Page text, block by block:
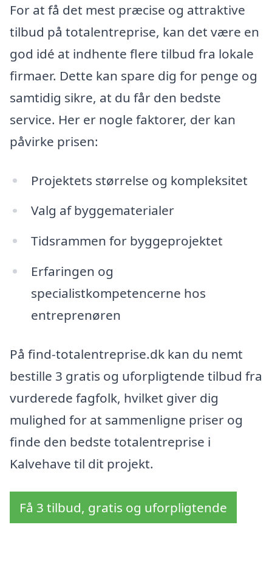
For at få det mest præcise og attraktive
tilbud på totalentreprise, kan det være en
god idé at indhente flere tilbud fra lokale
firmaer. Dette kan spare dig for penge og
samtidig sikre, at du får den bedste
service. Her er nogle faktorer, der kan
påvirke prisen:
Projektets størrelse og kompleksitet
Valg af byggematerialer
Tidsrammen for byggeprojektet
Erfaringen og
specialistkompetencerne hos
entreprenøren
På find-totalentreprise.dk kan du nemt
bestille 3 gratis og uforpligtende tilbud fra
vurderede fagfolk, hvilket giver dig
mulighed for at sammenligne priser og
finde den bedste totalentreprise i
Kalvehave til dit projekt.
Få 3 tilbud, gratis og uforpligtende